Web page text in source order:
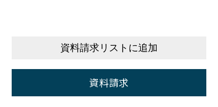
資料請求リストに追加
資料請求